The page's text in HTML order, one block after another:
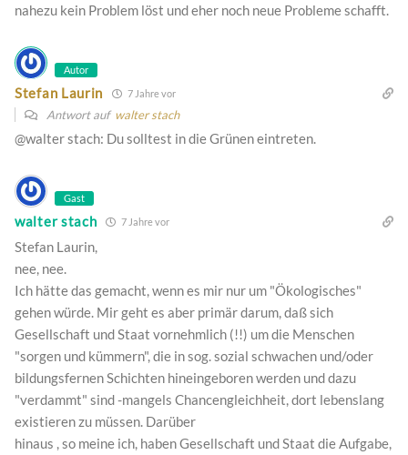
nahezu kein Problem löst und eher noch neue Probleme schafft.
Autor
Stefan Laurin 7 Jahre vor
Antwort auf walter stach
@walter stach: Du solltest in die Grünen eintreten.
Gast
walter stach 7 Jahre vor
Stefan Laurin,
nee, nee.
Ich hätte das gemacht, wenn es mir nur um "Ökologisches"
gehen würde. Mir geht es aber primär darum, daß sich
Gesellschaft und Staat vornehmlich (!!) um die Menschen
"sorgen und kümmern", die in sog. sozial schwachen und/oder
bildungsfernen Schichten hineingeboren werden und dazu
"verdammt" sind -mangels Chancengleichheit, dort lebenslang
existieren zu müssen. Darüber
hinaus , so meine ich, haben Gesellschaft und Staat die Aufgabe,